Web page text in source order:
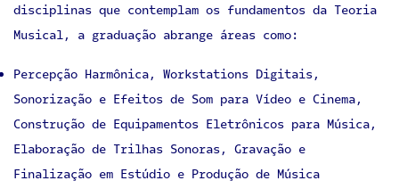
disciplinas que contemplam os fundamentos da Teoria
Musical, a graduação abrange áreas como:
Percepção Harmônica, Workstations Digitais,
Sonorização e Efeitos de Som para Vídeo e Cinema,
Construção de Equipamentos Eletrônicos para Música,
Elaboração de Trilhas Sonoras, Gravação e
Finalização em Estúdio e Produção de Música